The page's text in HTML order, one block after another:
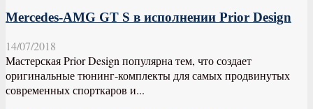
Mercedes-AMG GT S в исполнении Prior Design
14/07/2018
Мастерская Prior Design популярна тем, что создает
оригинальные тюнинг-комплекты для самых продвинутых
современных спорткаров и...